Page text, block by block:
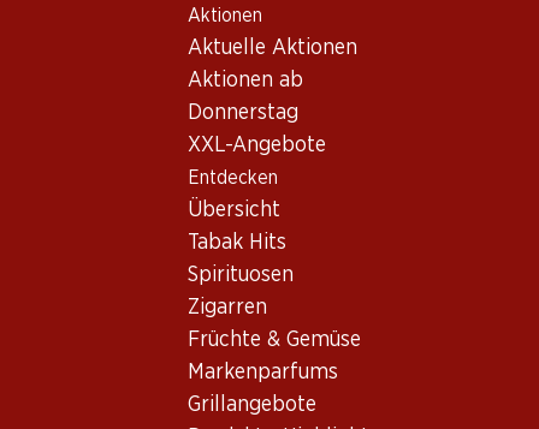
Aktionen
Aktuelle Aktionen
Aktionen ab
Donnerstag
XXL-Angebote
Entdecken
Übersicht
Tabak Hits
Spirituosen
Zigarren
Früchte & Gemüse
Markenparfums
Grillangebote
Wein Sortiment
Cabernet Sauvignon, Chile
Cabernet Sauvignon
Concha y Toro Casillero del
Diablo Cabernet Sauvignon
Luis Felipe Edwards